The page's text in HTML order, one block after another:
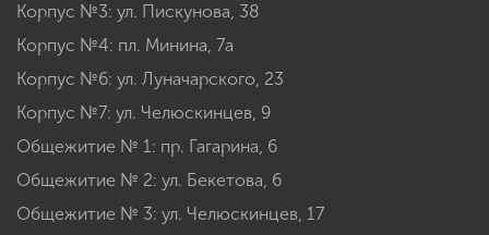
Корпус №3: ул. Пискунова, 38
Корпус №4: пл. Минина, 7а
Корпус №6: ул. Луначарского, 23
Корпус №7: ул. Челюскинцев, 9
Общежитие № 1: пр. Гагарина, 6
Общежитие № 2: ул. Бекетова, 6
Общежитие № 3: ул. Челюскинцев, 17